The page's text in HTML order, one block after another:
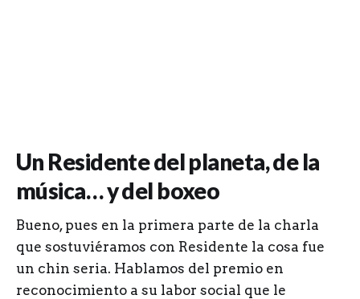
Un Residente del planeta, de la
música… y del boxeo
Bueno, pues en la primera parte de la charla
que sostuviéramos con Residente la cosa fue
un chin seria. Hablamos del premio en
reconocimiento a su labor social que le